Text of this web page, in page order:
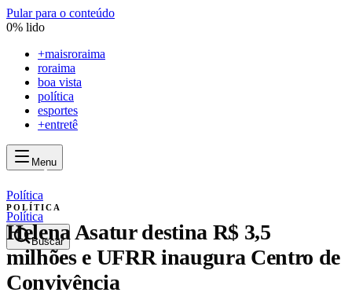
Pular para o conteúdo
0% lido
+maisroraima
roraima
boa vista
política
esportes
+entretê
Menu
maisroraima
mais
Política
Buscar
Política
POLÍTICA
Helena Asatur destina R$ 3,5
milhões e UFRR inaugura Centro de
Convivência